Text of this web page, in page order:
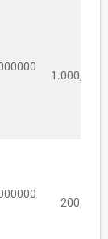
1.000,00
200,00